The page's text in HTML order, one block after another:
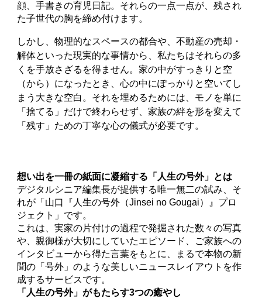
顔、手書きの育児日記。それらの一点一点が、残され
た子世代の胸を締め付けます。
しかし、物理的なスペースの都合や、不動産の売却・
解体といった現実的な事情から、私たちはそれらの多
くを手放さざるを得ません。家の中がすっきりと空
（から）になったとき、心の中にぽっかりと空いてし
まう大きな空白。それを埋めるためには、モノを単に
「捨てる」だけで終わらせず、家族の絆を形を変えて
「残す」ための丁寧な心の儀式が必要です。
想い出を一冊の紙面に凝縮する「人生の号外」とは
デジタルシニア編集長が提供する唯一無二の試み、そ
れが「山口『人生の号外（Jinsei no Gougai）』プロ
ジェクト」です。
これは、実家の片付けの過程で発掘された数々の写真
や、親御様が大切にしていたエピソード、ご家族への
インタビューから得た言葉をもとに、まるで本物の新
聞の「号外」のような美しいニュースレイアウトを作
成するサービスです。
「人生の号外」がもたらす3つの癒やし